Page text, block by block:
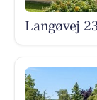
Langøvej